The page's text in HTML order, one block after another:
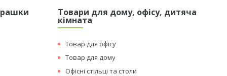
Товари для дому, офісу, дитяча
кімната
Товар для офісу
Товар для дому
Офісні стільці та столи